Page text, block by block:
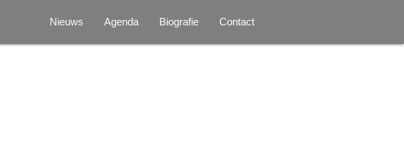
Nieuws Agenda Biografie Contact